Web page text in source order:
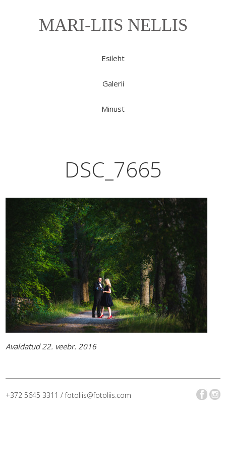
MARI-LIIS NELLIS
Esileht
Galerii
Minust
DSC_7665
Avaldatud 22. veebr. 2016
+372 5645 3311 / fotoliis@fotoliis.com